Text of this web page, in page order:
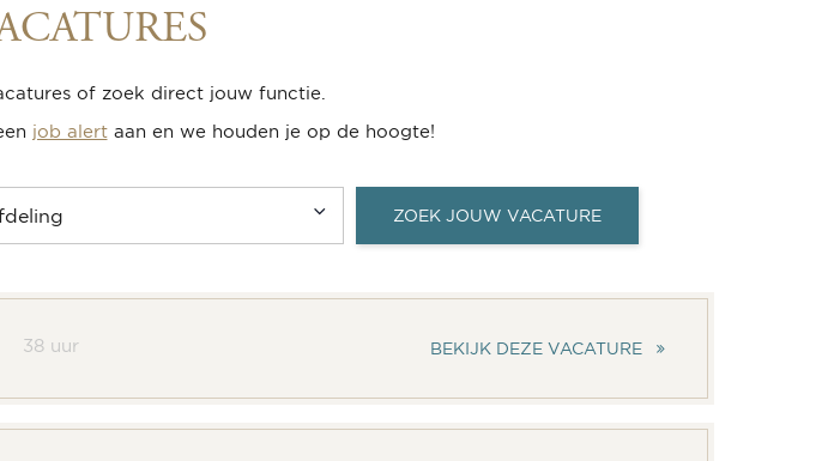
of zoek direct jouw functie.
job alertaan en we houden je op de hoogte!
ZOEK JOUW VACATURE
38 uur BEKIJK DEZE VACATURE